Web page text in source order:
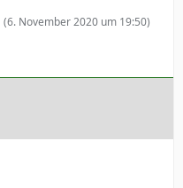
(6. November 2020 um 19:50)